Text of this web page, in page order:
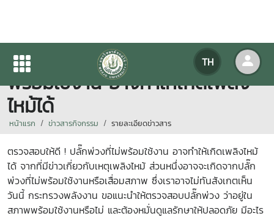
TH
ตรวจสอบให้ดี ! ปลั๊กพ่วงที่ไม่
พร้อมใช้งาน อาจทำให้เกิดเพลิง
ไหม้ได้
หน้าแรก ข่าวสารกิจกรรม รายละเอียดข่าวสาร
ตรวจสอบให้ดี ! ปลั๊กพ่วงที่ไม่พร้อมใช้งาน อาจทำให้เกิดเพลิงไหม้
ได้ จากที่มีข่าวเกี่ยวกับเหตุเพลิงไหม้ ส่วนหนึ่งอาจจะเกิดจากปลั๊ก
พ่วงที่ไม่พร้อมใช้งานหรือเสื่อมสภาพ ซึ่งเราอาจไม่ทันสังเกตเห็น
วันนี้ กระทรวงพลังงาน ขอแนะนำให้ตรวจสอบปลั๊กพ่วง ว่าอยู่ใน
สภาพพร้อมใช้งานหรือไม่ และต้องหมั่นดูแลรักษาให้ปลอดภัย มีอะไร